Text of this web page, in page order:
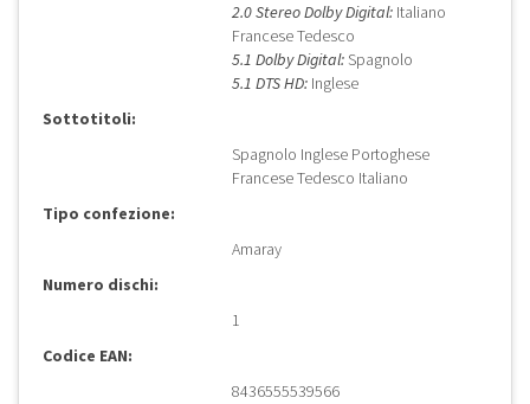
2.0 Stereo Dolby Digital: Italiano
Francese Tedesco
5.1 Dolby Digital: Spagnolo
5.1 DTS HD: Inglese
Sottotitoli:
Spagnolo Inglese Portoghese
Francese Tedesco Italiano
Tipo confezione:
Amaray
Numero dischi:
1
Codice EAN:
8436555539566